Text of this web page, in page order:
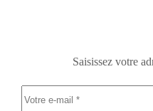
Saisissez votre